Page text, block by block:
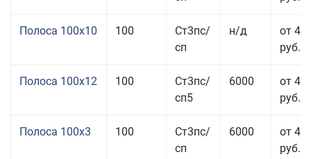
Полоса 100x10 100
Ст3пс/
сп
н/д
от 41
руб.
Полоса 100x12 100
Ст3пс/
сп5
6000
от 45
руб.
Полоса 100x3 100
Ст3пс/
сп
6000
от 46
руб.